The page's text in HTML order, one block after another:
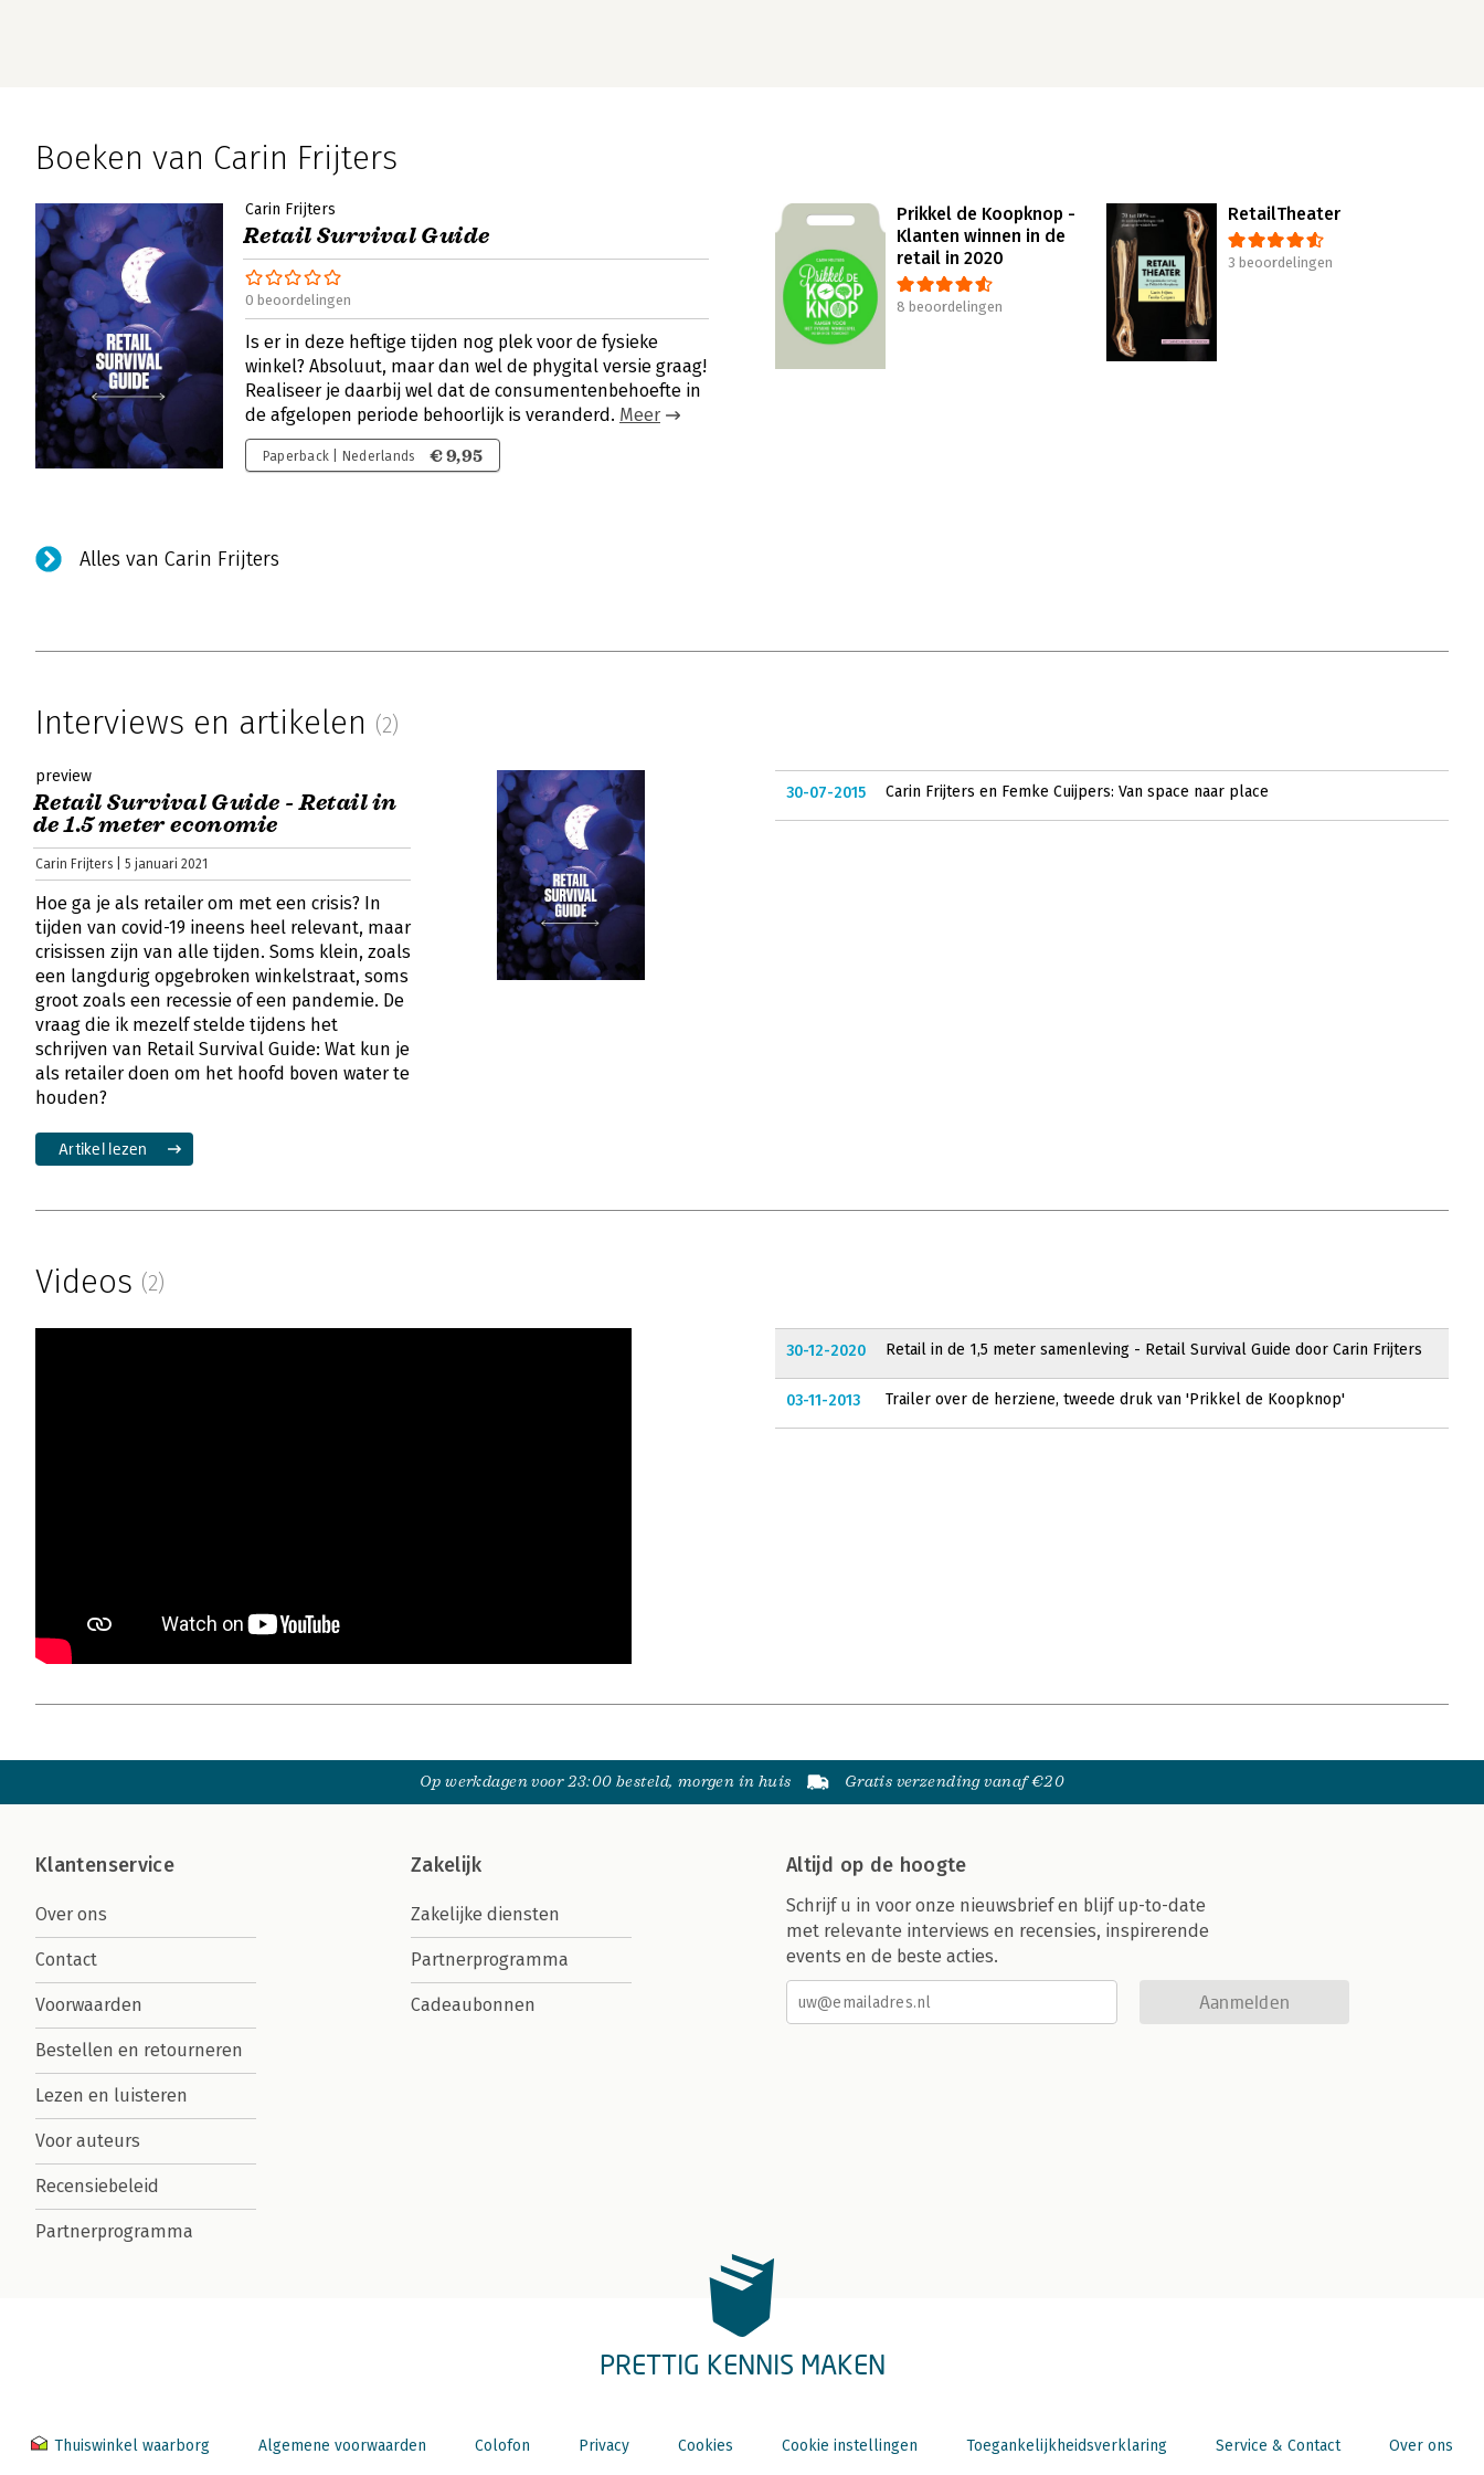
Boeken van Carin Frijters
Carin Frijters
Retail Survival Guide
0 beoordelingen
Is er in deze heftige tijden nog plek voor de fysieke
winkel? Absoluut, maar dan wel de phygital versie graag!
Realiseer je daarbij wel dat de consumentenbehoefte in
de afgelopen periode behoorlijk is veranderd. Meer
Paperback | Nederlands € 9,95
Prikkel de Koopknop -
Klanten winnen in de
retail in 2020
8 beoordelingen
RetailTheater
3 beoordelingen
Alles van Carin Frijters
Interviews en artikelen (2)
preview
Retail Survival Guide - Retail in
de 1.5 meter economie
Carin Frijters | 5 januari 2021
Hoe ga je als retailer om met een crisis? In
tijden van covid-19 ineens heel relevant, maar
crisissen zijn van alle tijden. Soms klein, zoals
een langdurig opgebroken winkelstraat, soms
groot zoals een recessie of een pandemie. De
vraag die ik mezelf stelde tijdens het
schrijven van Retail Survival Guide: Wat kun je
als retailer doen om het hoofd boven water te
houden?
Artikel lezen
30-07-2015 Carin Frijters en Femke Cuijpers: Van space naar place
Videos (2)
30-12-2020 Retail in de 1,5 meter samenleving - Retail Survival Guide door Carin Frijters
03-11-2013 Trailer over de herziene, tweede druk van 'Prikkel de Koopknop'
Op werkdagen voor 23:00 besteld, morgen in huis Gratis verzending vanaf €20
Klantenservice
Over ons
Contact
Voorwaarden
Bestellen en retourneren
Lezen en luisteren
Voor auteurs
Recensiebeleid
Partnerprogramma
Zakelijk
Zakelijke diensten
Partnerprogramma
Cadeaubonnen
Altijd op de hoogte
Schrijf u in voor onze nieuwsbrief en blijf up-to-date
met relevante interviews en recensies, inspirerende
events en de beste acties.
Aanmelden
PRETTIG KENNIS MAKEN
Thuiswinkel waarborg Algemene voorwaarden Colofon Privacy Cookies Cookie instellingen Toegankelijkheidsverklaring Service & Contact Over ons